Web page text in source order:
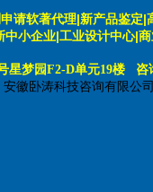
请软著代理|新产品鉴定|
中小企业|工业设计中心|
星梦园F2-D单元19楼 咨
安徽卧涛科技咨询有限公